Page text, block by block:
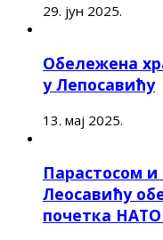
29. јун 2025.
Обележена
у Лепосавићу
13. мај 2025.
Парастосом
Леосавићу
почетка НАТО